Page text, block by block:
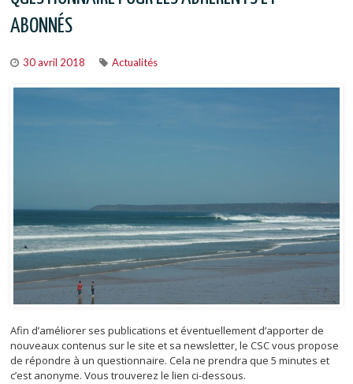
ABONNÉS
30 avril 2018 Actualités
Afin d’améliorer ses publications et éventuellement d’apporter de
nouveaux contenus sur le site et sa newsletter, le CSC vous propose
de répondre à un questionnaire. Cela ne prendra que 5 minutes et
c’est anonyme. Vous trouverez le lien ci-dessous.